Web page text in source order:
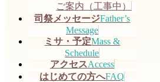
ご案内（工事中）
司祭メッセージFather’s
Message
ミサ・予定Mass &
Schedule
アクセスAccess
はじめての方へFAQ